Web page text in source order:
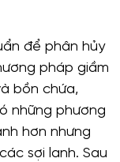
để phân hủy
pháp giầm
bồn chứa,
những phương
hơn nhưng
sợi lanh. Sau